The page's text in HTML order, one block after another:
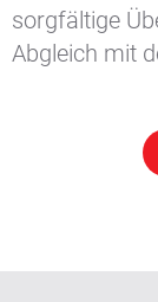
sorgfältige
Abgleich mit